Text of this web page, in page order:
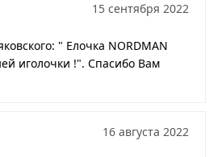
15 сентября 2022
" Елочка NORDMAN
иголочки !". Спасибо Вам
16 августа 2022